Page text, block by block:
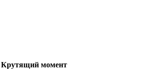
Крутящий момент